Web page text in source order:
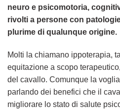
neuro e psicomotoria,
rivolti a persone con
plurime di qualunque origine.
Molti la chiamano ippoterapia,
equitazione a scopo
del cavallo. Comunque la
parlando dei benefici che il
migliorare lo stato di salute